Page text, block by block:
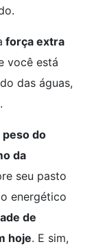
força extra
você está
das águas,
peso do
da
seu pasto
energético
de
hoje. E sim,